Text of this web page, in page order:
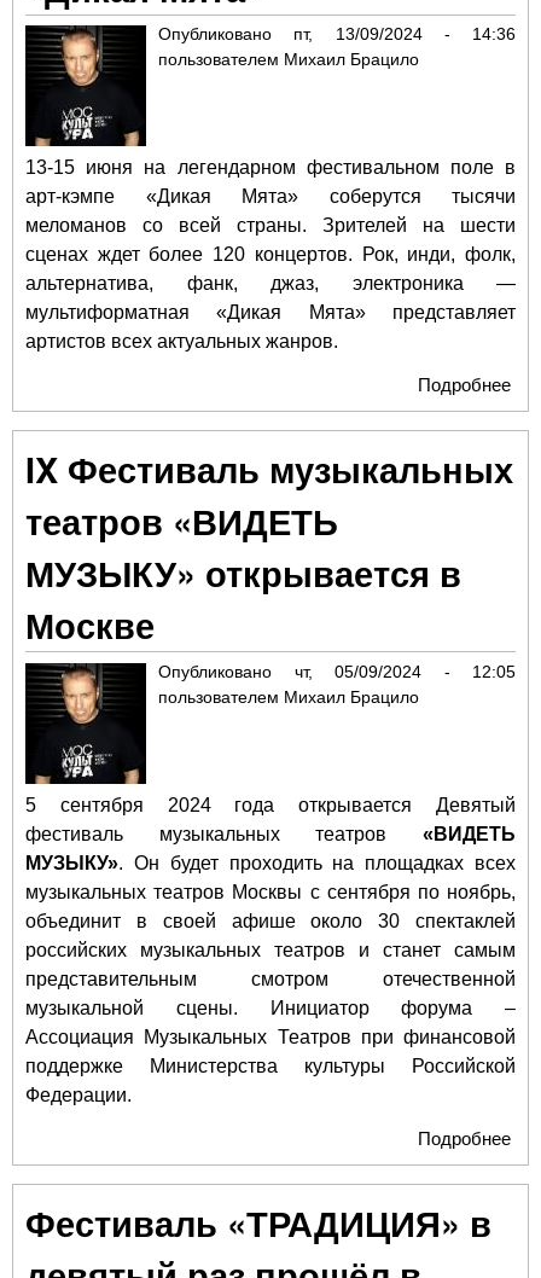
Опубликовано пт, 13/09/2024 - 14:36
пользователем Михаил Брацило
13-15 июня на легендарном фестивальном поле в
арт-кэмпе «Дикая Мята» соберутся тысячи
меломанов со всей страны. Зрителей на шести
сценах ждет более 120 концертов. Рок, инди, фолк,
альтернатива, фанк, джаз, электроника —
мультиформатная «Дикая Мята» представляет
артистов всех актуальных жанров.
Подробнее
IX Фестиваль музыкальных
театров «ВИДЕТЬ
МУЗЫКУ» открывается в
Москве
Опубликовано чт, 05/09/2024 - 12:05
пользователем Михаил Брацило
5 сентября 2024 года открывается Девятый
фестиваль музыкальных театров «ВИДЕТЬ
МУЗЫКУ». Он будет проходить на площадках всех
музыкальных театров Москвы с сентября по ноябрь,
объединит в своей афише около 30 спектаклей
российских музыкальных театров и станет самым
представительным смотром отечественной
музыкальной сцены. Инициатор форума –
Ассоциация Музыкальных Театров при финансовой
поддержке Министерства культуры Российской
Федерации.
Подробнее
Фестиваль «ТРАДИЦИЯ» в